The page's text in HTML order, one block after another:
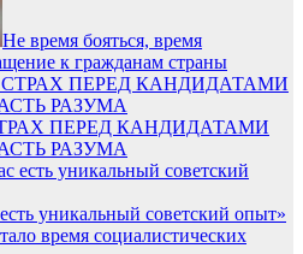
Не время бояться, время
к гражданам страны
ПЕРЕД КАНДИДАТАМИ
РАЗУМА
уникальный советский опыт»